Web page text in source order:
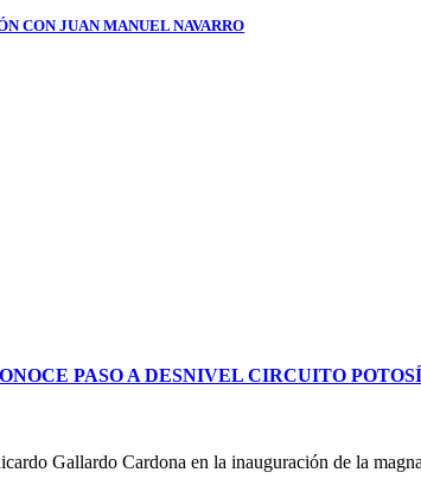
CON JUAN MANUEL NAVARRO
PASO A DESNIVEL CIRCUITO
Gallardo Cardona en la inauguración de la